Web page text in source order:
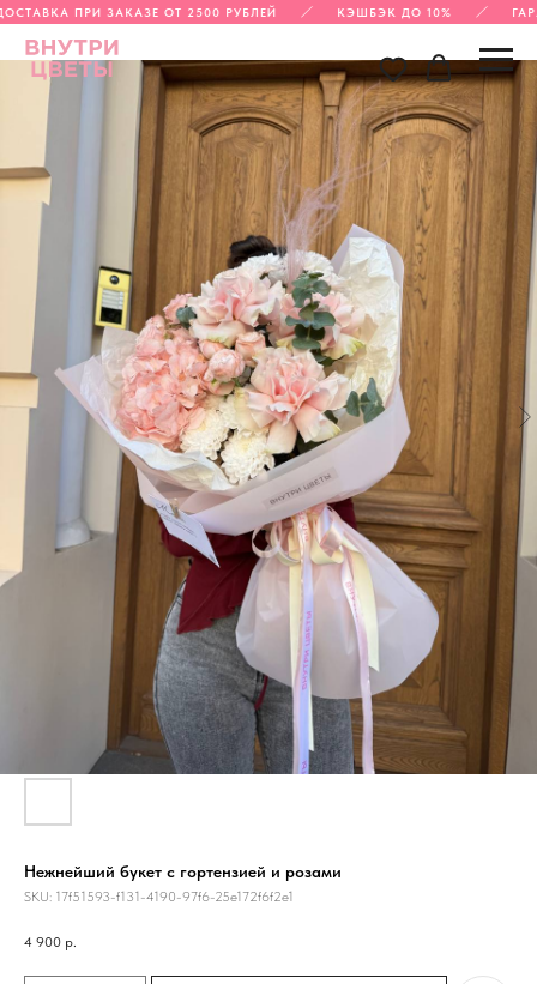
ПРИ ЗАКАЗЕ ОТ 2500 РУБЛЕЙ КЭШБЭК ДО 10%
Нежнейший букет с гортензией и розами
SKU: 17f51593-f131-4190-97f6-25e172f6f2e1
4 900 р.